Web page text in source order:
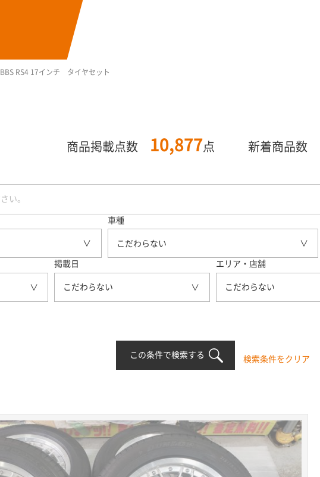
BBS RS4 17インチ タイヤセット
商品掲載点数 10,877点 新着商品数
車種
こだわらない
掲載日
こだわらない
エリア・店舗
こだわらない
この条件で検索する 検索条件をクリア